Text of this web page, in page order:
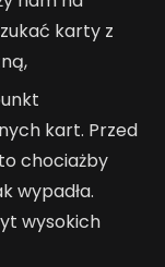
karty z
kart. Przed
chociażby
wypadła.
wysokich